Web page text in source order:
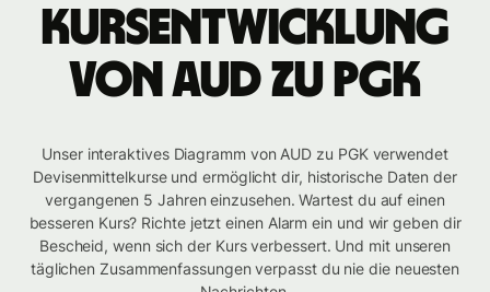
Kursentwicklung
von AUD zu PGK
Unser interaktives Diagramm von AUD zu PGK verwendet
Devisenmittelkurse und ermöglicht dir, historische Daten der
vergangenen 5 Jahren einzusehen. Wartest du auf einen
besseren Kurs? Richte jetzt einen Alarm ein und wir geben dir
Bescheid, wenn sich der Kurs verbessert. Und mit unseren
täglichen Zusammenfassungen verpasst du nie die neuesten